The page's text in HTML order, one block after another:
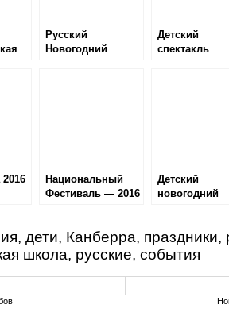
Русский
Новогодний
Детский
спектакль
Национальный
Фестиваль — 2016
Детский
новогодний
, дети, Канберра, праздники,
школа, русские, события